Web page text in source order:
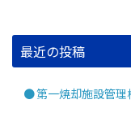
最近の投稿
第一焼却施設管